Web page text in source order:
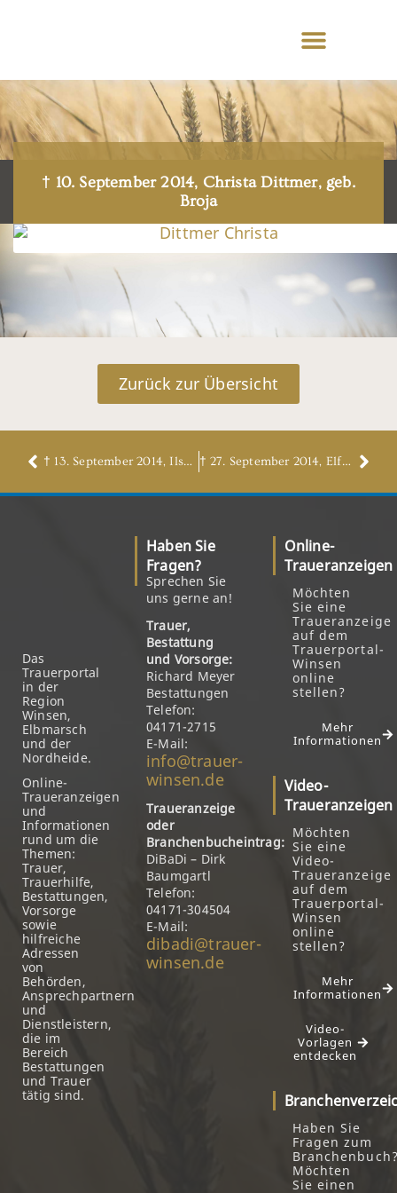
† 10. September 2014, Christa Dittmer, geb.
Broja
Zurück zur Übersicht
† 13. September 2014, Ilse Matthies, geb. Wedemann † 27. September 2014, Elfriede Höntzsch, geb. Kurzwig
Das
Trauerportal
in der
Region
Winsen,
Elbmarsch
und der
Nordheide.
Online-
Traueranzeigen
und
Informationen
rund um die
Themen:
Trauer,
Trauerhilfe,
Bestattungen,
Vorsorge
sowie
hilfreiche
Adressen
von
Behörden,
Ansprechpartnern
und
Dienstleistern,
die im
Bereich
Bestattungen
und Trauer
tätig sind.
Haben Sie
Fragen?
Sprechen Sie
uns gerne an!
Trauer,
Bestattung
und Vorsorge:
Richard Meyer
Bestattungen
Telefon:
04171-2715
E-Mail:
info@trauer-
winsen.de
Traueranzeige
oder
Branchenbucheintrag:
DiBaDi – Dirk
Baumgartl
Telefon:
04171-304504
E-Mail:
dibadi@trauer-
winsen.de
Online-
Traueranzeigen
Möchten
Sie eine
Traueranzeige
auf dem
Trauerportal-
Winsen
online
stellen?
Mehr
Informationen
Video-
Traueranzeigen
Möchten
Sie eine
Video-
Traueranzeige
auf dem
Trauerportal-
Winsen
online
stellen?
Mehr
Informationen
Video-
Vorlagen
entdecken
Haben Sie
Fragen zum
Möchten
Sie einen